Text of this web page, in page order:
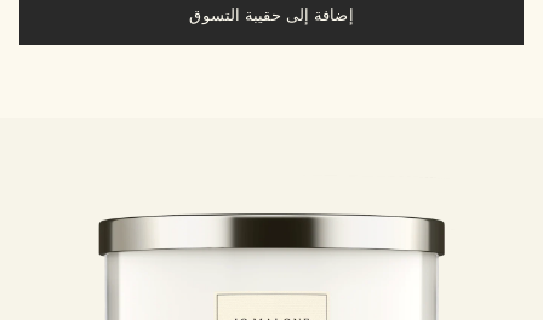
إضافة إلى حقيبة التسوق